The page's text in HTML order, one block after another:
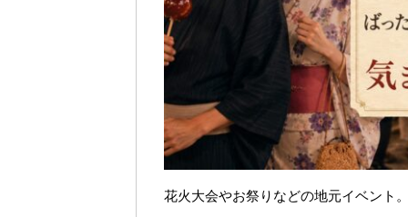
花火大会やお祭りなどの地元イベント